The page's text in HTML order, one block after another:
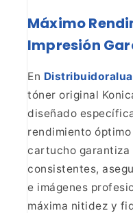
Máximo
Impresión
En
tóner original
diseñado
rendimiento
cartucho garantiza
consistentes,
e imágenes
máxima nitidez y